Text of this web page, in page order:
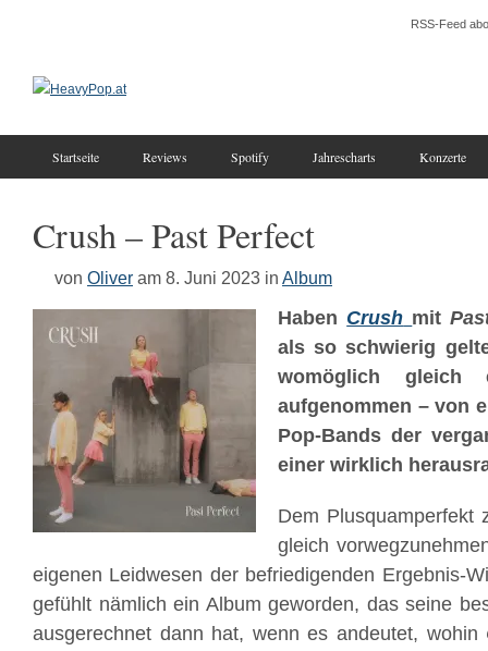
RSS-Feed
Startseite Reviews Spotify Jahrescharts Konzerte
Crush – Past Perfect
von Oliver am 8. Juni 2023 in Album
Haben Crush mit
als so schwierig
womöglich gleich
aufgenommen – von
Pop-Bands der
einer wirklich
Dem Plusquamperfekt
gleich
eigenen Leidwesen der befriedigenden Ergebnis-
gefühlt nämlich ein Album geworden, das seine
ausgerechnet dann hat, wenn es andeutet, wohin